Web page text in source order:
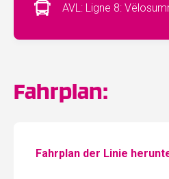
AVL: Ligne 8:
Fahrplan:
Fahrplan der Linie